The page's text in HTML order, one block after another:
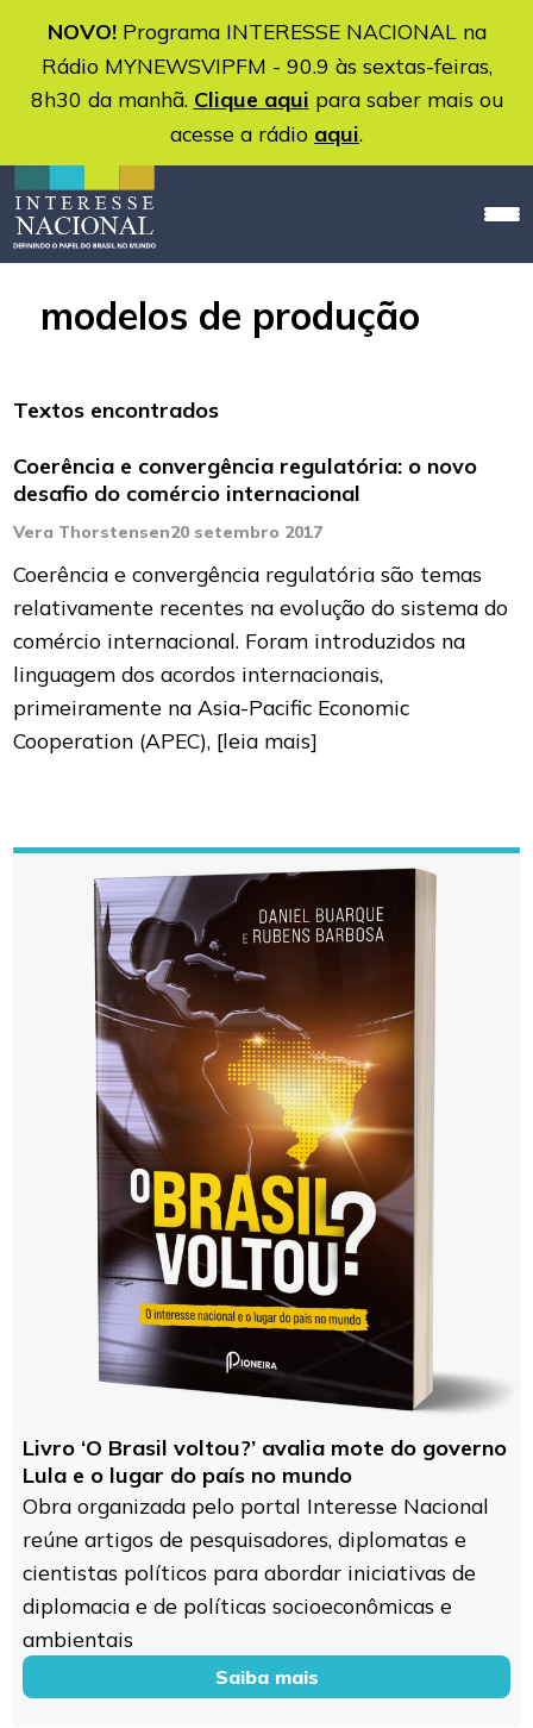
NOVO!Programa INTERESSE NACIONAL na
Rádio MYNEWSVIPFM - 90.9 às sextas-feiras,
8h30 da manhã. Clique aqui para saber mais ou
acesse a rádio aqui.
modelos de produção
Textos encontrados
Coerência e convergência regulatória: o novo
desafio do comércio internacional
Vera Thorstensen20 setembro 2017
Coerência e convergência regulatória são temas
relativamente recentes na evolução do sistema do
comércio internacional. Foram introduzidos na
linguagem dos acordos internacionais,
primeiramente na Asia-Pacific Economic
Cooperation (APEC), [leia mais]
Livro ‘O Brasil voltou?’ avalia mote do governo
Lula e o lugar do país no mundo
Obra organizada pelo portal Interesse Nacional
reúne artigos de pesquisadores, diplomatas e
cientistas políticos para abordar iniciativas de
diplomacia e de políticas socioeconômicas e
ambientais
Saiba mais